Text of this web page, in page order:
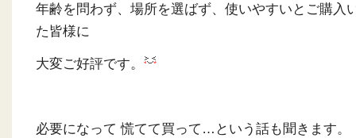
年齢を問わず、場所を選ばず、使いやすいとご購入
た皆様に
大変ご好評です。
必要になって 慌てて買って…という話も聞きます